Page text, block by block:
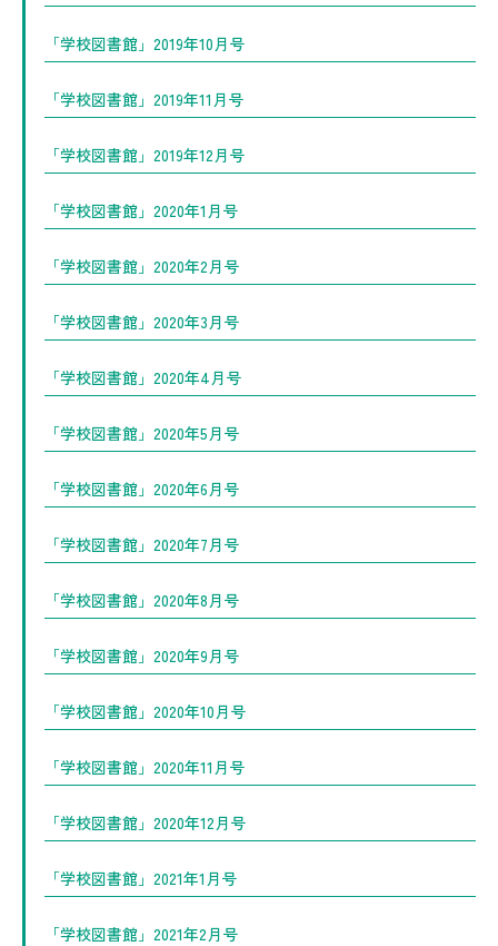
「学校図書館」2019年10月号
「学校図書館」2019年11月号
「学校図書館」2019年12月号
「学校図書館」2020年1月号
「学校図書館」2020年2月号
「学校図書館」2020年3月号
「学校図書館」2020年4月号
「学校図書館」2020年5月号
「学校図書館」2020年6月号
「学校図書館」2020年7月号
「学校図書館」2020年8月号
「学校図書館」2020年9月号
「学校図書館」2020年10月号
「学校図書館」2020年11月号
「学校図書館」2020年12月号
「学校図書館」2021年1月号
「学校図書館」2021年2月号